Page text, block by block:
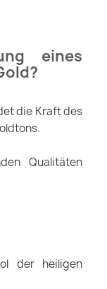
eines
die Kraft des
Qualitäten
der heiligen